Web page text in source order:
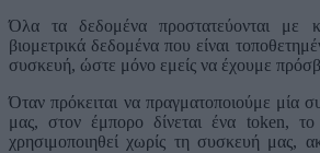
Όλα τα δεδομένα προστατεύονται
βιομετρικά δεδομένα που είναι
συσκευή, ώστε μόνο εμείς να έχουμε
Όταν πρόκειται να πραγματοποιούμε μία
μας, στον έμπορο δίνεται ένα token,
χρησιμοποιηθεί χωρίς τη συσκευή μας,